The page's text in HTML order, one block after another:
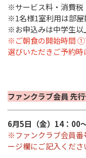
※サービス料・消費税
※1名様1室利用は部屋
※お申込みは中学生以
※ご朝食の開始時間
選びいただきご予約時
ファンクラブ会員 先
6月5日（金）14：00
※ファンクラブ会員番
ージ欄にご記入くださ